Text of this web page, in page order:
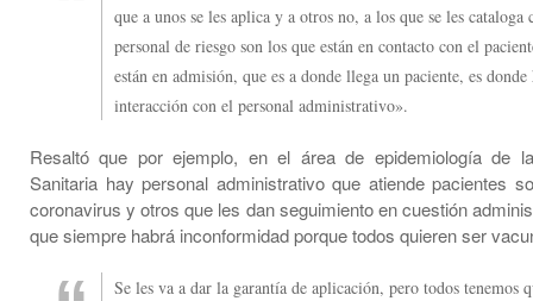
que a unos se les aplica y a otros no, a los que se les cataloga
personal de riesgo son los que están en contacto con el
están en admisión, que es a donde llega un paciente, es donde
interacción con el personal administrativo».
Resaltó que por ejemplo, en el área de epidemiología de
Sanitaria hay personal administrativo que atiende pacientes
coronavirus y otros que les dan seguimiento en cuestión
que siempre habrá inconformidad porque todos quieren ser
Se les va a dar la garantía de aplicación, pero todos tenemos